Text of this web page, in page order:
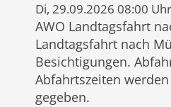
Di, 29.09.2026 08:00 Uhr
AWO Landtagsfahrt
Landtagsfahrt nach
Besichtigungen.
Abfahrtszeiten
gegeben.